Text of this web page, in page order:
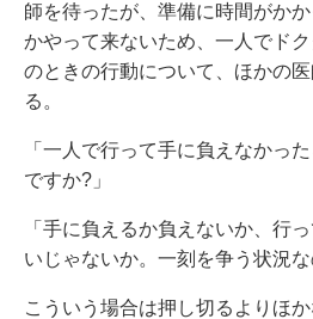
師を待ったが、準備に時間がか
かやって来ないため、一人でド
のときの行動について、ほかの
る。
「一人で行って手に負えなかっ
ですか?」
「手に負えるか負えないか、行
いじゃないか。一刻を争う状況な
こういう場合は押し切るよりほ